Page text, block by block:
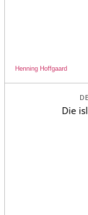
Henning Hoffgaard
Die